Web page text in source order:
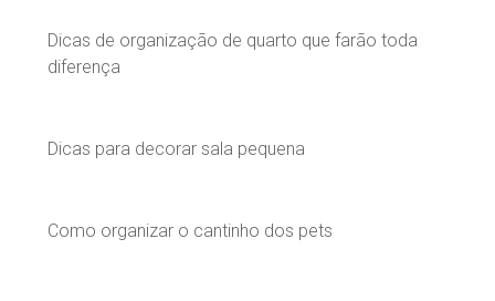
Dicas de organização de quarto que farão toda
diferença
Dicas para decorar sala pequena
Como organizar o cantinho dos pets